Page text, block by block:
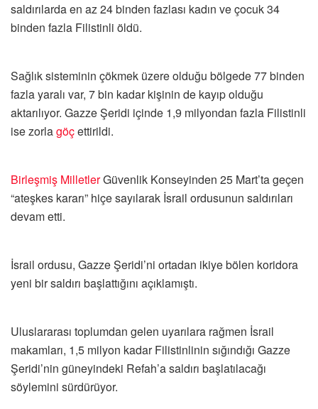
saldırılarda en az 24 binden fazlası kadın ve çocuk 34
binden fazla Filistinli öldü.
Sağlık sisteminin çökmek üzere olduğu bölgede 77 binden
fazla yaralı var, 7 bin kadar kişinin de kayıp olduğu
aktarılıyor. Gazze Şeridi içinde 1,9 milyondan fazla Filistinli
ise zorlagöçettirildi.
Birleşmiş MilletlerGüvenlik Konseyinden 25 Mart’ta geçen
“ateşkes kararı” hiçe sayılarak İsrail ordusunun saldırıları
devam etti.
İsrail ordusu, Gazze Şeridi’ni ortadan ikiye bölen koridora
yeni bir saldırı başlattığını açıklamıştı.
Uluslararası toplumdan gelen uyarılara rağmen İsrail
makamları, 1,5 milyon kadar Filistinlinin sığındığı Gazze
Şeridi’nin güneyindeki Refah’a saldırı başlatılacağı
söylemini sürdürüyor.